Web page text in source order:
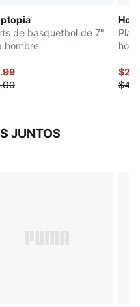
de basquetbol de 7"
hombre
JUNTOS